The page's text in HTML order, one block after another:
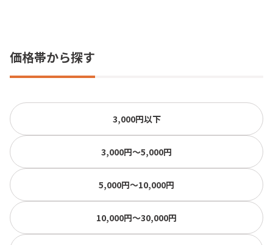
価格帯から探す
3,000円以下
3,000円〜5,000円
5,000円〜10,000円
10,000円〜30,000円